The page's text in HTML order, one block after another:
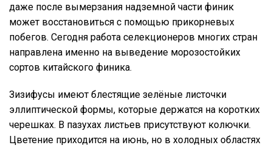
даже после вымерзания надземной части финик
может восстановиться с помощью прикорневых
побегов. Сегодня работа селекционеров многих стран
направлена именно на выведение морозостойких
сортов китайского финика.
Зизифусы имеют блестящие зелёные листочки
эллиптической формы, которые держатся на коротких
черешках. В пазухах листьев присутствуют колючки.
Цветение приходится на июнь, но в холодных областях